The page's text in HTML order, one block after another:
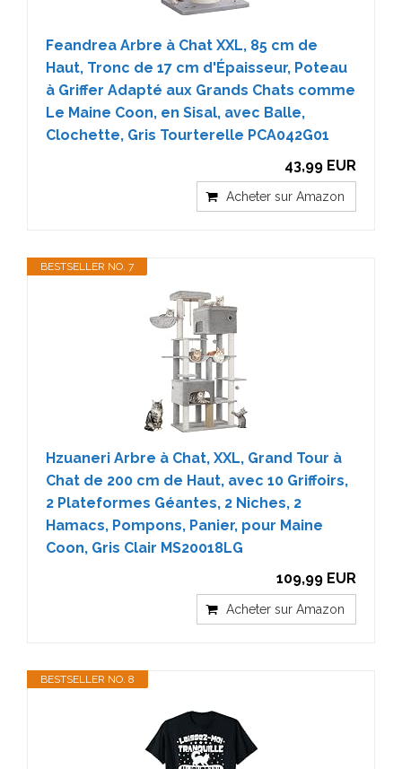
Feandrea Arbre à Chat XXL, 85 cm de
Haut, Tronc de 17 cm d'Épaisseur, Poteau
à Griffer Adapté aux Grands Chats comme
Le Maine Coon, en Sisal, avec Balle,
Clochette, Gris Tourterelle PCA042G01
43,99 EUR
Acheter sur Amazon
BESTSELLER NO. 7
Hzuaneri Arbre à Chat, XXL, Grand Tour à
Chat de 200 cm de Haut, avec 10 Griffoirs,
2 Plateformes Géantes, 2 Niches, 2
Hamacs, Pompons, Panier, pour Maine
Coon, Gris Clair MS20018LG
109,99 EUR
Acheter sur Amazon
BESTSELLER NO. 8